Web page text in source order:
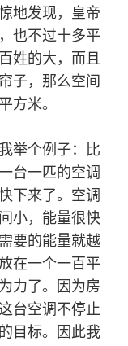
地发现，皇帝
也不过十多平
姓的大，而且
子，那么空间
方米。
举个例子：比
台一匹的空调
下来了。空调
小，能量很快
要的能量就越
在一个一百平
力了。因为房
台空调不停止
目标。因此我